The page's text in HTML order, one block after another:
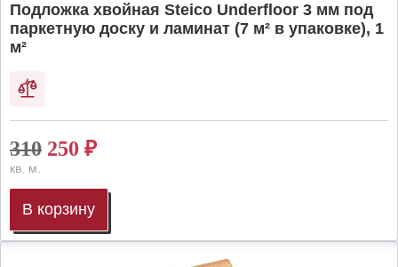
Подложка хвойная Steico Underfloor 3 мм под
паркетную доску и ламинат (7 м² в упаковке), 1
м²
310 250 ₽
кв. м.
В корзину